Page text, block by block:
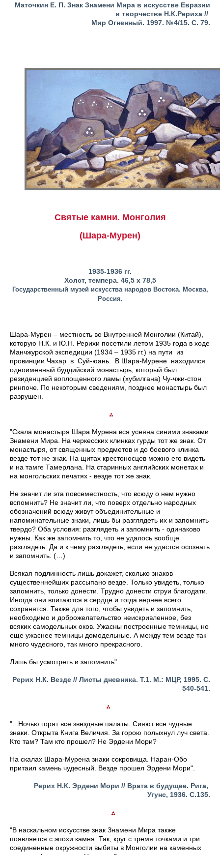
Маточкин Е. П. Знак Знамени Мира в искусстве Евразии
и творчестве Н.К.Рериха //
Мир Огненный. 1997. №4/15. С. 79.
Святые камни. Монголия
(Шара-Мурен)
1935-1936 гг.
Холст, темпера. 46,5 x 78,5
Государственный музей искусства народов Востока. Москва,
Россия.
Шара-Мурен – местность во Внутренней Монголии (Китай),
которую Н.К. и Ю.Н. Рерихи посетили летом 1935 года в ходе
Манчжурской экспедиции (1934 – 1935 гг.) на пути из
провинции Чахар в Суй-юань. В Шара-Мурене находился
одноименный буддийский монастырь, который был
резиденцией воплощенного ламы (хубилгана) Чу-чжи-стон
ринпоче. По некоторым сведениям, позднее монастырь был
разрушен.
"Скала монастыря Шара Мурена вся усеяна синими знаками
Знамени Мира. На черкесских клинках гурды тот же знак. От
монастыря, от священных предметов и до боевого клинка
везде тот же знак. На щитах крестоносцев можно его видеть
и на тамге Тамерлана. На старинных английских монетах и
на монгольских печатях - везде тот же знак.
Не значит ли эта повсеместность, что всюду о нем нужно
вспомнить? Не значит ли, что поверх отдельно народных
обозначений всюду живут объединительные и
напоминательные знаки, лишь бы разглядеть их и запомнить
твердо? Оба условия: разглядеть и запомнить - одинаково
нужны. Как же запомнить то, что не удалось вообще
разглядеть. Да и к чему разглядеть, если не удастся осознать
и запомнить. (…)
Всякая подлинность лишь докажет, сколько знаков
существеннейших рассыпано везде. Только увидеть, только
запомнить, только донести. Трудно донести струи благодати.
Иногда они впитаются в сердце и тогда вернее всего
сохранятся. Также для того, чтобы увидеть и запомнить,
необходимо и доброжелательство неискривленное, без
всяких самодельных оков. Ужасны построенные темницы, но
еще ужаснее темницы домодельные. А между тем везде так
много чудесного, так много прекрасного.
Лишь бы усмотреть и запомнить".
Рерих Н.К. Везде // Листы дневника. Т.1. М.: МЦР, 1995. С.
540-541.
"...Ночью горят все звездные палаты. Сияют все чудные
знаки. Открыта Книга Величия. За горою полыхнул луч света.
Кто там? Там кто прошел? Не Эрдени Мори?
На скалах Шара-Мурена знаки сокровища. Наран-Обо
притаил камень чудесный. Везде прошел Эрдени Мори".
Рерих Н.К. Эрдени Мори // Врата в будущее. Рига,
Угунс, 1936. С.135.
"В наскальном искусстве знак Знамени Мира также
появляется с эпохи камня. Так, круг с тремя точками и три
соединенные окружности выбиты в Монголии на каменных